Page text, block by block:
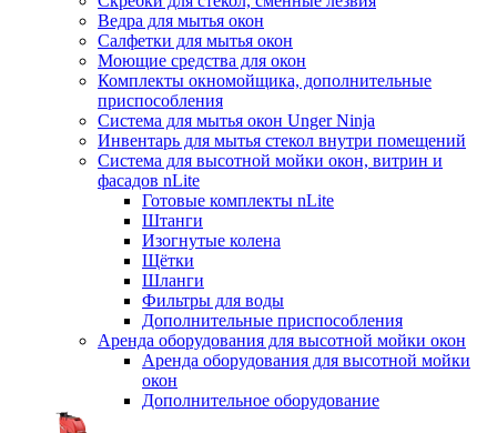
Ведра для мытья окон
Салфетки для мытья окон
Моющие средства для окон
Комплекты окномойщика, дополнительные
приспособления
Система для мытья окон Unger Ninja
Инвентарь для мытья стекол внутри помещений
Система для высотной мойки окон, витрин и
фасадов nLite
Готовые комплекты nLite
Штанги
Изогнутые колена
Щётки
Шланги
Фильтры для воды
Дополнительные приспособления
Аренда оборудования для высотной мойки окон
Аренда оборудования для высотной мойки
окон
Дополнительное оборудование